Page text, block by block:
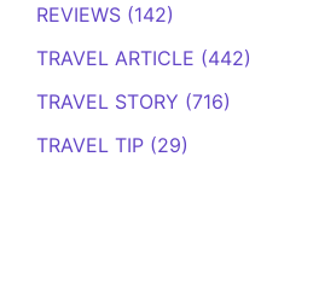
REVIEWS (142)
TRAVEL ARTICLE (442)
TRAVEL STORY (716)
TRAVEL TIP (29)